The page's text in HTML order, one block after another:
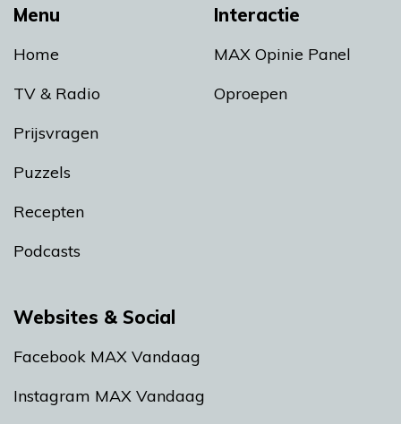
Menu
Home
TV & Radio
Prijsvragen
Puzzels
Recepten
Podcasts
Interactie
MAX Opinie Panel
Oproepen
Websites & Social
Facebook MAX Vandaag
Instagram MAX Vandaag